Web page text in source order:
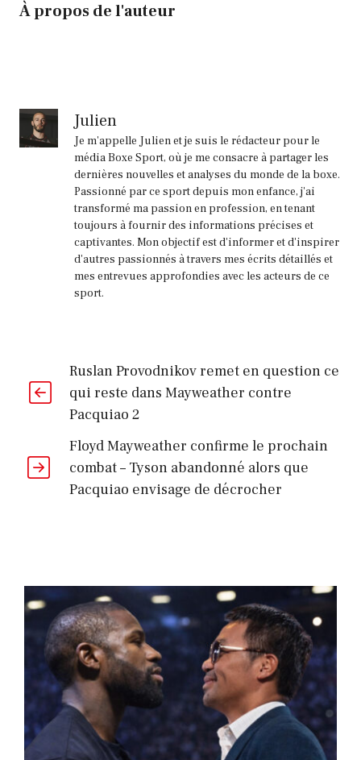
À propos de l'auteur
Julien
Je m'appelle Julien et je suis le rédacteur pour le
média Boxe Sport, où je me consacre à partager les
dernières nouvelles et analyses du monde de la boxe.
Passionné par ce sport depuis mon enfance, j'ai
transformé ma passion en profession, en tenant
toujours à fournir des informations précises et
captivantes. Mon objectif est d'informer et d'inspirer
d'autres passionnés à travers mes écrits détaillés et
mes entrevues approfondies avec les acteurs de ce
sport.
Ruslan Provodnikov remet en question ce
qui reste dans Mayweather contre
Pacquiao 2
Floyd Mayweather confirme le prochain
combat – Tyson abandonné alors que
Pacquiao envisage de décrocher